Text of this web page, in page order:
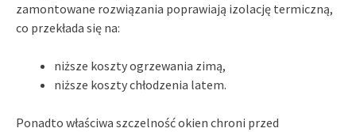
zamontowane rozwiązania poprawiają izolację termiczną,
co przekłada się na:
niższe koszty ogrzewania zimą,
niższe koszty chłodzenia latem.
Ponadto właściwa szczelność okien chroni przed